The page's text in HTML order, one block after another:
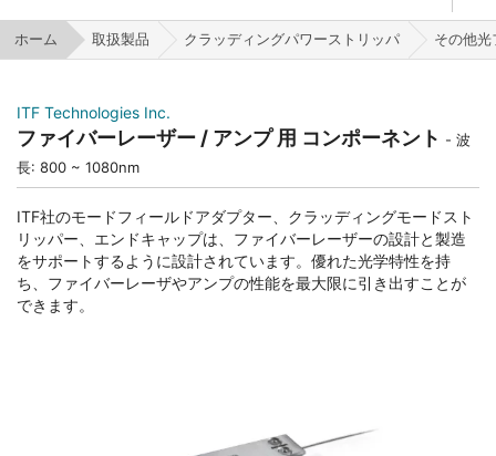
ホーム 取扱製品 クラッディングパワーストリッパ その他
ファイバーレーザー / アンプ 用 コンポーネント
波
長: 800 ~ 1080nm
ITF Technologies Inc.
ITF社のモードフィールドアダプター、クラッディングモードスト
リッパー、エンドキャップは、ファイバーレーザーの設計と製造
をサポートするように設計されています。優れた光学特性を持
ち、ファイバーレーザやアンプの性能を最大限に引き出すことが
できます。